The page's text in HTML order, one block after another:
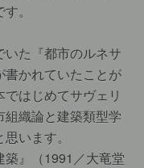
。
た『都市のルネサ
書かれていたことが
はじめてサヴェリ
織論と建築類型学
います。
』（1991／大竜堂